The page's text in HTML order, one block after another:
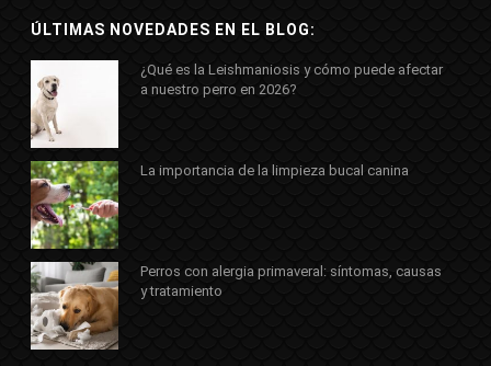
ÚLTIMAS NOVEDADES EN EL BLOG:
¿Qué es la Leishmaniosis y cómo puede afectar
a nuestro perro en 2026?
La importancia de la limpieza bucal canina
Perros con alergia primaveral: síntomas, causas
y tratamiento